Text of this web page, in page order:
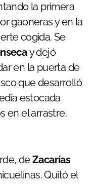
la primera
gaoneras y en la
cogida. Se
y dejó
en la puerta de
que desarrolló
estocada
en el arrastre.
deZacarías
Quitó el